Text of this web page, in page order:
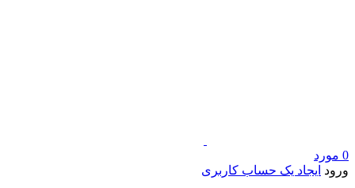
0 مورد
ورود ایجاد یک حساب کاربری